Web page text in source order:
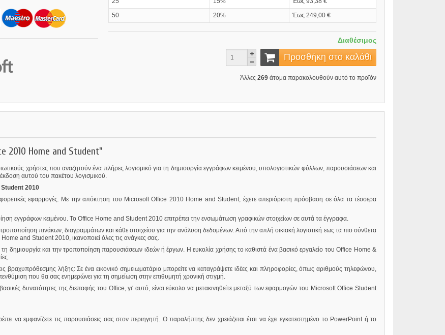
50
20% Έως 249,00 €
Διαθέσιμος
Προσθήκη στο καλάθι
Άλλες 269 άτομα παρακολουθούν αυτό το προϊόν
Home and Student"
χρήστες που αναζητούν ένα πλήρες λογισμικό για τη δημιουργία εγγράφων κειμένου, υπολογιστικών φύλλων, παρουσιάσεων και
αυτού του πακέτου λογισμικού.
2010
εφαρμογές. Με την απόκτηση του Microsoft Office 2010 Home and Student, έχετε απεριόριστη πρόσβαση σε όλα τα τέσσερα
εγγράφων κειμένου. Το Office Home and Student 2010 επιτρέπει την ενσωμάτωση γραφικών στοιχείων σε αυτά τα έγγραφα.
πινάκων, διαγραμμάτων και κάθε στοιχείου για την ανάλυση δεδομένων. Από την απλή οικιακή λογιστική εως τα πιο σύνθετα
and Student 2010, ικανοποιεί όλες τις ανάγκες σας.
δημιουργία και την τροποποίηση παρουσιάσεων ιδεών ή έργων. Η ευκολία χρήσης το καθιστά ένα βασικό εργαλείο του Office Home &
βραχυπρόθεσμης λήξης: Σε ένα εικονικό σημειωματάριο μπορείτε να καταγράψετε ιδέες και πληροφορίες, όπως αριθμούς τηλεφώνου,
που θα σας ενημερώνει για τη σημείωση στην επιθυμητή χρονική στιγμή.
δυνατότητες της διεπαφής του Office, γι' αυτό, είναι εύκολο να μετακινηθείτε μεταξύ των εφαρμογών του Microsoft Office Student
να εμφανίζετε τις παρουσιάσεις σας στον περιηγητή. Ο παραλήπτης δεν χρειάζεται έτσι να έχει εγκατεστημένο το PowerPoint ή το